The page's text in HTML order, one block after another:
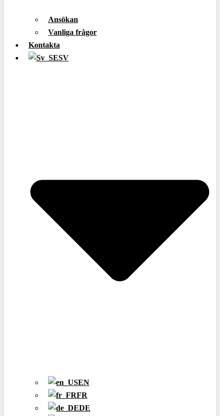
Ansökan
Vanliga frågor
Kontakta
SV
EN
FR
DE